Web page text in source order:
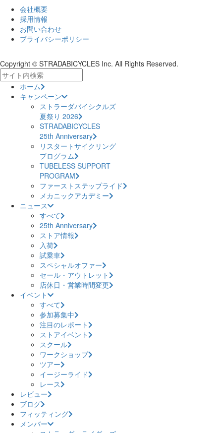
会社概要
採用情報
お問い合わせ
プライバシーポリシー
Copyright © STRADABICYCLES Inc. All Rights Reserved.
ホーム
キャンペーン
ストラーダバイシクルズ
夏祭り 2026
STRADABICYCLES
25th Anniversary
リスタートサイクリング
プログラム
TUBELESS SUPPORT
PROGRAM
ファーストステップライド
メカニックアカデミー
ニュース
すべて
25th Anniversary
ストア情報
入荷
試乗車
スペシャルオファー
セール・アウトレット
店休日・営業時間変更
イベント
すべて
参加募集中
注目のレポート
ストアイベント
スクール
ワークショップ
ツアー
イージーライド
レース
レビュー
ブログ
フィッティング
メンバー